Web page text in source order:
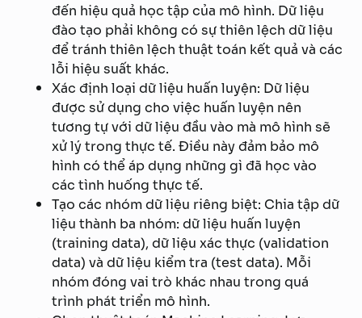
đến hiệu quả học tập của mô hình. Dữ liệu
đào tạo phải không có sự thiên lệch dữ liệu
để tránh thiên lệch thuật toán kết quả và các
lỗi hiệu suất khác.
Xác định loại dữ liệu huấn luyện: Dữ liệu
được sử dụng cho việc huấn luyện nên
tương tự với dữ liệu đầu vào mà mô hình sẽ
xử lý trong thực tế. Điều này đảm bảo mô
hình có thể áp dụng những gì đã học vào
các tình huống thực tế.
Tạo các nhóm dữ liệu riêng biệt: Chia tập dữ
liệu thành ba nhóm: dữ liệu huấn luyện
(training data), dữ liệu xác thực (validation
data) và dữ liệu kiểm tra (test data). Mỗi
nhóm đóng vai trò khác nhau trong quá
trình phát triển mô hình.